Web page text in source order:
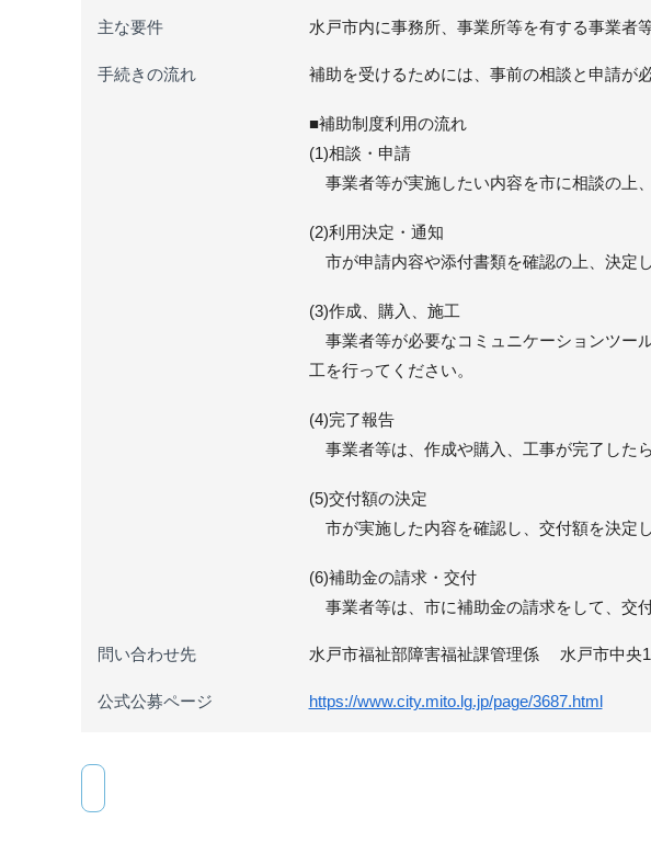
主な要件 水戸市内に事務所、事業所等を有する事業者
手続きの流れ 補助を受けるためには、事前の相談と申請が
■補助制度利用の流れ
(1)相談・申請
事業者等が実施したい内容を市に相談の上
(2)利用決定・通知
市が申請内容や添付書類を確認の上、決定し
(3)作成、購入、施工
事業者等が必要なコミュニケーションツー
工を行ってください。
(4)完了報告
事業者等は、作成や購入、工事が完了した
(5)交付額の決定
市が実施した内容を確認し、交付額を決定し
(6)補助金の請求・交付
事業者等は、市に補助金の請求をして、交
問い合わせ先 水戸市福祉部障害福祉課管理係 水戸市中
公式公募ページ https://www.city.mito.lg.jp/page/3687.html